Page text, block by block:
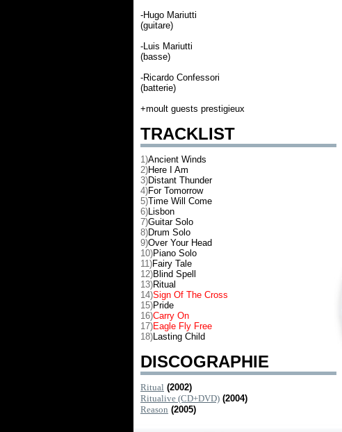
-Hugo Mariutti
(guitare)
-Luis Mariutti
(basse)
-Ricardo Confessori
(batterie)
+moult guests prestigieux
TRACKLIST
1)Ancient Winds
2)Here I Am
3)Distant Thunder
4)For Tomorrow
5)Time Will Come
6)Lisbon
7)Guitar Solo
8)Drum Solo
9)Over Your Head
10)Piano Solo
11)Fairy Tale
12)Blind Spell
13)Ritual
14)Sign Of The Cross
15)Pride
16)Carry On
17)Eagle Fly Free
18)Lasting Child
DISCOGRAPHIE
Ritual (2002)
Ritualive (CD+DVD) (2004)
Reason (2005)